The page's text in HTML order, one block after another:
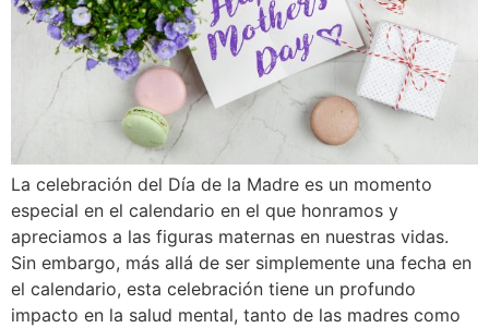
La celebración del Día de la Madre es un momento
especial en el calendario en el que honramos y
apreciamos a las figuras maternas en nuestras vidas.
Sin embargo, más allá de ser simplemente una fecha en
el calendario, esta celebración tiene un profundo
impacto en la salud mental, tanto de las madres como